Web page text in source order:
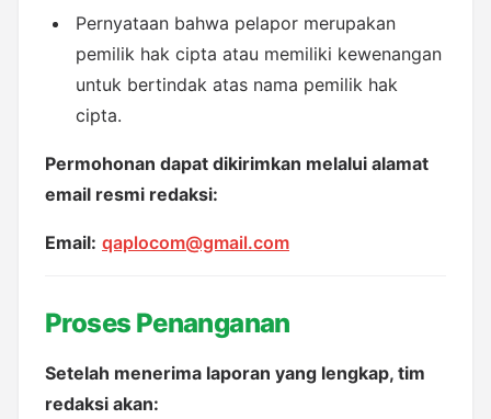
Pernyataan bahwa pelapor merupakan
pemilik hak cipta atau memiliki kewenangan
untuk bertindak atas nama pemilik hak
cipta.
Permohonan dapat dikirimkan melalui alamat
email resmi redaksi:
Email: qaplocom@gmail.com
Proses Penanganan
Setelah menerima laporan yang lengkap, tim
redaksi akan: